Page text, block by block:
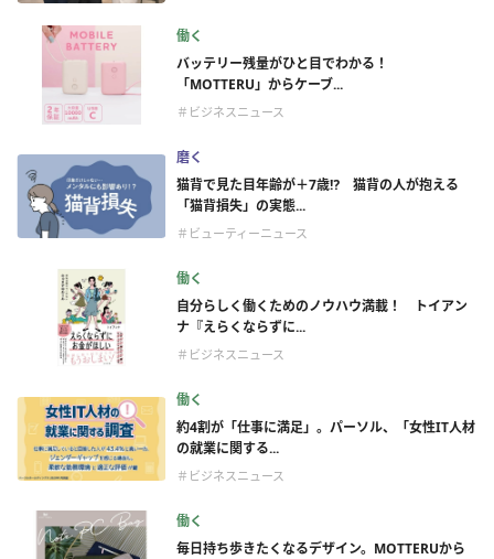
働く
バッテリー残量がひと目でわかる！
「MOTTERU」からケーブ...
＃ビジネスニュース
磨く
猫背で見た目年齢が＋7歳⁉ 猫背の人が抱える
「猫背損失」の実態...
＃ビューティーニュース
働く
自分らしく働くためのノウハウ満載！ トイアン
ナ『えらくならずに...
＃ビジネスニュース
働く
約4割が「仕事に満足」。パーソル、「女性IT人材
の就業に関する...
＃ビジネスニュース
働く
毎日持ち歩きたくなるデザイン。MOTTERUから